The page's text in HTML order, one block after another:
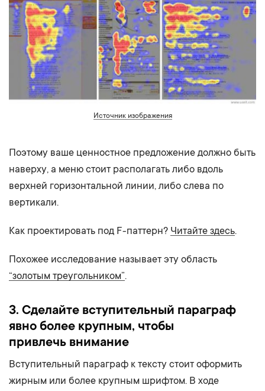
Источник изображения
Поэтому ваше ценностное предложение должно быть
наверху, а меню стоит располагать либо вдоль
верхней горизонтальной линии, либо слева по
вертикали.
Как проектировать под F-паттерн? Читайте здесь.
Похожее исследование называет эту область
“золотым треугольником”.
3. Сделайте вступительный параграф
явно более крупным, чтобы
привлечь внимание
Вступительный параграф к тексту стоит оформить
жирным или более крупным шрифтом. В ходе